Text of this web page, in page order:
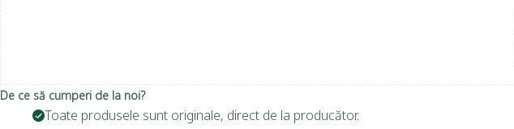
De ce să cumperi de la noi?
Toate produsele sunt originale, direct de la producător.